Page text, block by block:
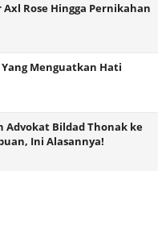
Rose Hingga Pernikahan
Menguatkan Hati
Advokat Bildad Thonak ke
Ini Alasannya!